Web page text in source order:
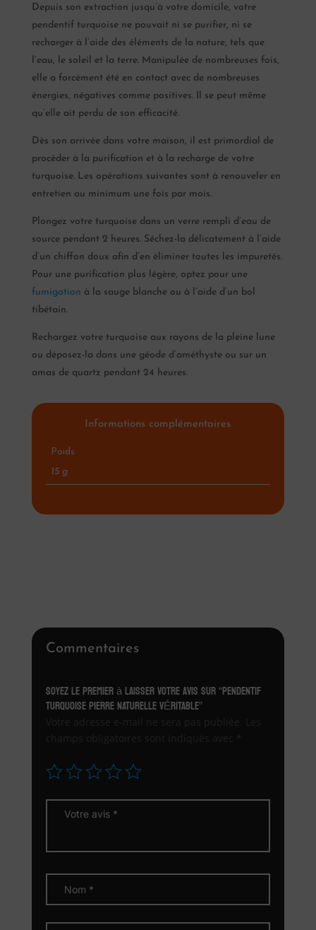
Depuis son extraction jusqu’à votre domicile, votre
pendentif turquoise ne pouvait ni se purifier, ni se
recharger à l’aide des éléments de la nature, tels que
l’eau, le soleil et la terre. Manipulée de nombreuses fois,
elle a forcément été en contact avec de nombreuses
énergies, négatives comme positives. Il se peut même
qu’elle ait perdu de son efficacité.
Dès son arrivée dans votre maison, il est primordial de
procéder à la purification et à la recharge de votre
turquoise. Les opérations suivantes sont à renouveler en
entretien au minimum une fois par mois.
Plongez votre turquoise dans un verre rempli d’eau de
source pendant 2 heures. Séchez-la délicatement à l’aide
d’un chiffon doux afin d’en éliminer toutes les impuretés.
Pour une purification plus légère, optez pour une
fumigation à la sauge blanche ou à l’aide d’un bol
tibétain.
Rechargez votre turquoise aux rayons de la pleine lune
ou déposez-la dans une géode d’améthyste ou sur un
amas de quartz pendant 24 heures.
Informations complémentaires
Poids
15 g
Commentaires
Soyez le premier à laisser votre avis sur “PENDENTIF
TURQUOISE PIERRE NATURELLE VÉRITABLE”